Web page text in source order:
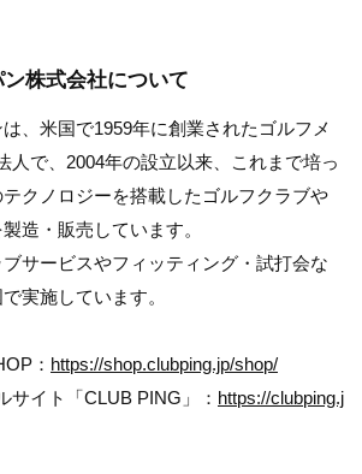
株式会社について
、米国で1959年に創業されたゴルフメ
人で、2004年の設立以来、これまで培っ
クノロジーを搭載したゴルフクラブや
造・販売しています。
サービスやフィッティング・試打会な
実施しています。
： https://shop.clubping.jp/shop/
サイト「CLUB PING」： https://clubping.j